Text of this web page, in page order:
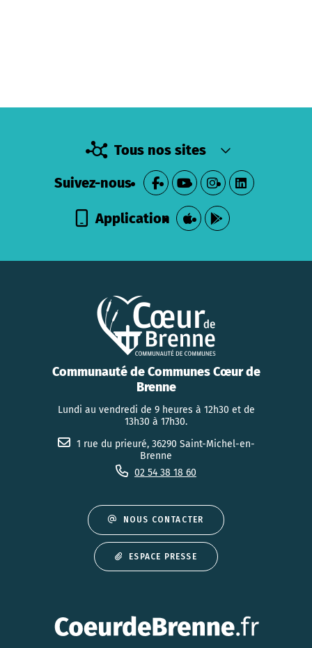
Tous nos sites
Suivez-nous
Application
Communauté de Communes Cœur de
Brenne
Lundi au vendredi de 9 heures à 12h30 et de
13h30 à 17h30.
1 rue du prieuré, 36290 Saint-Michel-en-
Brenne
02 54 38 18 60
NOUS CONTACTER
ESPACE PRESSE